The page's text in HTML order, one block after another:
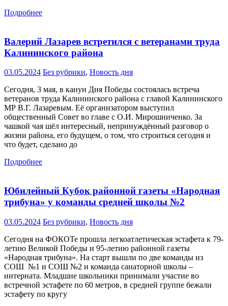
Подробнее
Валерий Лазарев встретился с ветеранами труда
Калининского района
03.05.2024 Без рубрики, Новость дня
Сегодня, 3 мая, в канун Дня Победы состоялась встреча
ветеранов труда Калининского района с главой Калининского
МР В.Г. Лазаревым. Её организатором выступил
общественный Совет во главе с О.И. Мирошниченко. За
чашкой чая шёл интересный, непринуждённый разговор о
жизни района, его будущем, о том, что строиться сегодня и
что будет, сделано до
Подробнее
Юбилейный Кубок районной газеты «Народная
трибуна» у команды средней школы №2
03.05.2024 Без рубрики, Новость дня
Сегодня на ФОКОТе прошла легкоатлетическая эстафета к 79-
летию Великой Победы и 95-летию районной газеты
«Народная трибуна». На старт вышли по две команды из
СОШ №1 и СОШ №2 и команда санаторной школы –
интерната. Младшие школьники принимали участие во
встречной эстафете по 60 метров, в средней группе бежали
эстафету по кругу